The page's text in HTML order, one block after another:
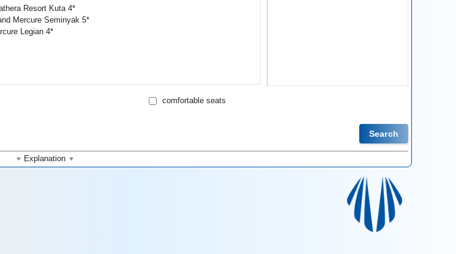
Resort Kuta 4*
Mercure Seminyak 5*
Legian 4*
comfortable seats
Search
Explanation